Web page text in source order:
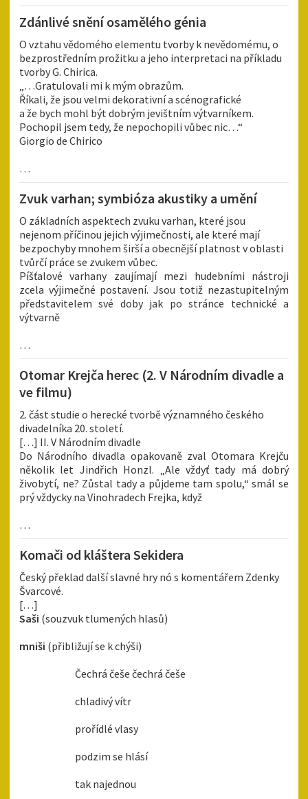
Zdánlivé snění osamělého génia
O vztahu vědomého elementu tvorby k nevědomému, o
bezprostředním prožitku a jeho interpretaci na příkladu
tvorby G. Chirica.
„…Gratulovali mi k mým obrazům.
Říkali, že jsou velmi dekorativní a scénografické
a že bych mohl být dobrým jevištním výtvarníkem.
Pochopil jsem tedy, že nepochopili vůbec nic…“
Giorgio de Chirico
…
Zvuk varhan; symbióza akustiky a umění
O základních aspektech zvuku varhan, které jsou
nejenom příčinou jejich výjimečnosti, ale které mají
bezpochyby mnohem širší a obecnější platnost v oblasti
tvůrčí práce se zvukem vůbec.
Píšťalové varhany zaujímají mezi hudebními nástroji
zcela výjimečné postavení. Jsou totiž nezastupitelným
představitelem své doby jak po stránce technické a
výtvarně
…
Otomar Krejča herec (2. V Národním divadle a
ve filmu)
2. část studie o herecké tvorbě významného českého
divadelníka 20. století.
[…] II. V Národním divadle
Do Národního divadla opakovaně zval Otomara Krejču
několik let Jindřich Honzl. „Ale vždyť tady má dobrý
živobytí, ne? Zůstal tady a půjdeme tam spolu,“ smál se
prý vždycky na Vinohradech Frejka, když
…
Komači od kláštera Sekidera
Český překlad další slavné hry nó s komentářem Zdenky
Švarcové.
[…]
Saši (souzvuk tlumených hlasů)
mniši (přibližují se k chýši)
Čechrá češe čechrá češe
chladivý vítr
prořídlé vlasy
podzim se hlásí
tak najednou